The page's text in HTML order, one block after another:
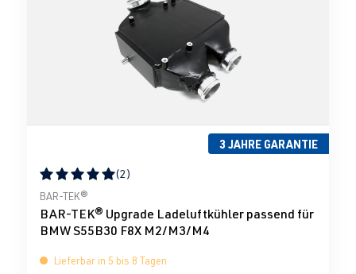
3 JAHRE GARANTIE
Durchschnittliche Bewertung von 5 von 5 Sternen
(2)
BAR-TEK®
BAR-TEK® Upgrade Ladeluftkühler passend für
BMW S55B30 F8X M2/M3/M4
Lieferbar in 5 bis 8 Tagen